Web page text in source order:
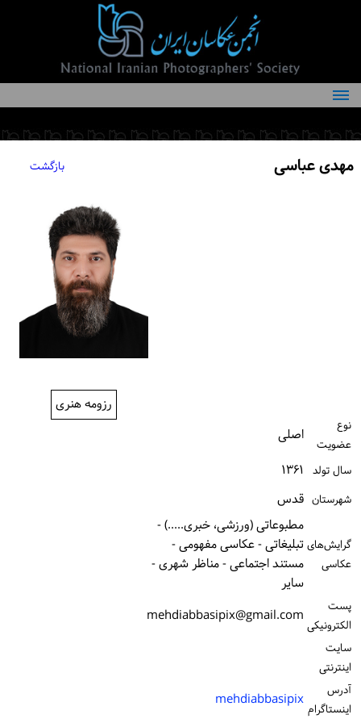
درباره انجمن
کمیته‌های انجمن
مهدی عباسی بازگشت
رزومه هنری
نوع
عضویت
اصلی
سال تولد ۱۳۶۱
شهرستان قدس
گرایش‌های
عکاسی
مطبوعاتی (ورزشی، خبری.....) -
تبلیغاتی - عکاسی مفهومی -
مستند اجتماعی - مناظر شهری -
سایر
پست
الكترونیكی mehdiabbasipix@gmail.com
سایت
اینترنتی
آدرس
اینستاگرام mehdiabbasipix